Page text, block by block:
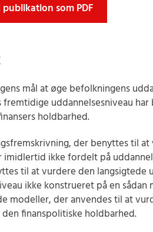
som PDF
mål at øge befolkningens
fremtidige uddannelsesniveau
holdbarhed.
der benyttes til
imidlertid ikke fordelt på
til at vurdere den langsigtede
ikke konstrueret på en sådan
modeller, der anvendes til at
finanspolitiske holdbarhed.